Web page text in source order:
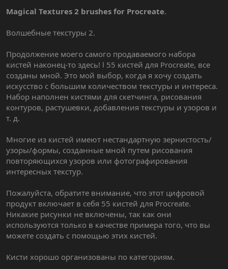
Magical Textures 2 brushes for Procreate.
Волшебные текстуры 2.
Продолжение моего самого продаваемого набора
кистей наконец-то здесь! l 55 кистей для Procreate, все
созданы мной. Это мой выбор, когда я хочу создать
искусство с большим количеством текстуры и интереса.
Набор наполнен кистями для скетчинга, рисования
контуров, растушевки, добавления текстуры и узоров и
т. д.
Многие из кистей имеют нестандартную зернистость/
узоры/формы, созданные мной путем рисования
повторяющихся узоров или фотографирования
интересных текстур.
Пожалуйста, обратите внимание, что этот цифровой
продукт включает в себя 55 кистей для Procreate.
Никакие рисунки не включены, так как они
используются только в качестве примера того, что вы
можете создать с помощью этих кистей.
Кисти хорошо организованы по категориям.